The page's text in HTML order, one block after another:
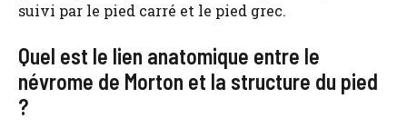
suivi par le pied carré et le pied grec.
Quel est le lien anatomique entre le
névrome de Morton et la structure du pied
?